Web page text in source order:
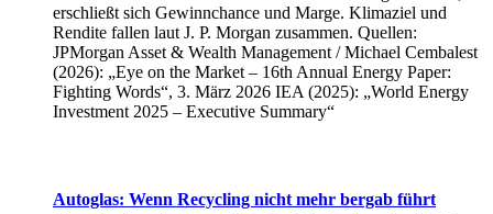
erschließt sich Gewinnchance und Marge. Klimaziel und
Rendite fallen laut J. P. Morgan zusammen. Quellen:
JPMorgan Asset & Wealth Management / Michael Cembalest
(2026): „Eye on the Market – 16th Annual Energy Paper:
Fighting Words“, 3. März 2026 IEA (2025): „World Energy
Investment 2025 – Executive Summary“
Autoglas: Wenn Recycling nicht mehr bergab führt